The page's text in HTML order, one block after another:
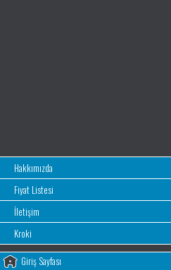
Hakkımızda
Fiyat Listesi
İletişim
Kroki
Giriş Sayfası